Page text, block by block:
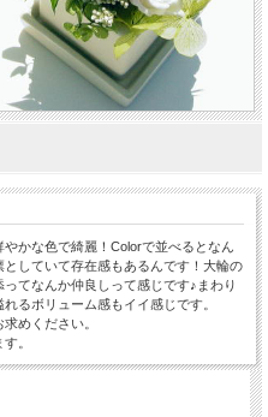
かな色で綺麗！Colorで並べるとなん
していて存在感もあるんです！大輪の
てなんか仲良しって感じです♪まわり
れるボリューム感もイイ感じです。
めください。
。